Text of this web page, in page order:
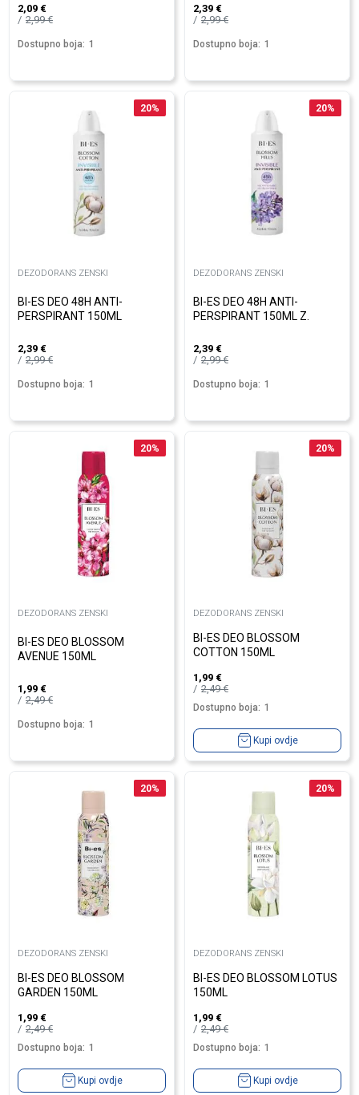
2,09 €
2,99€
Dostupno boja: 1
2,39 €
2,99€
Dostupno boja: 1
20%
DEZODORANS ZENSKI
BI-ES DEO 48H ANTI-
PERSPIRANT 150ML
2,39 €
2,99€
Dostupno boja: 1
20%
DEZODORANS ZENSKI
BI-ES DEO 48H ANTI-
PERSPIRANT 150ML Z.
2,39 €
2,99€
Dostupno boja: 1
20%
DEZODORANS ZENSKI
BI-ES DEO BLOSSOM
AVENUE 150ML
1,99 €
2,49€
Dostupno boja: 1
20%
DEZODORANS ZENSKI
BI-ES DEO BLOSSOM
COTTON 150ML
1,99 €
2,49€
Dostupno boja: 1
Kupi ovdje
20%
DEZODORANS ZENSKI
BI-ES DEO BLOSSOM
GARDEN 150ML
1,99 €
2,49€
Dostupno boja: 1
Kupi ovdje
20%
DEZODORANS ZENSKI
BI-ES DEO BLOSSOM LOTUS
150ML
1,99 €
2,49€
Dostupno boja: 1
Kupi ovdje